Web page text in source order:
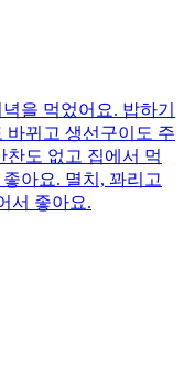
을 먹었어요. 밥하기
바뀌고 생선구이도 주
찬도 없고 집에서 먹
아요. 멸치, 꽈리고
서 좋아요.